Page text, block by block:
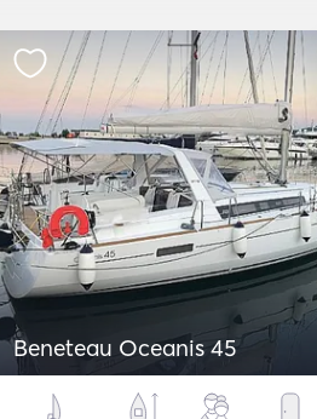
Beneteau Oceanis 45